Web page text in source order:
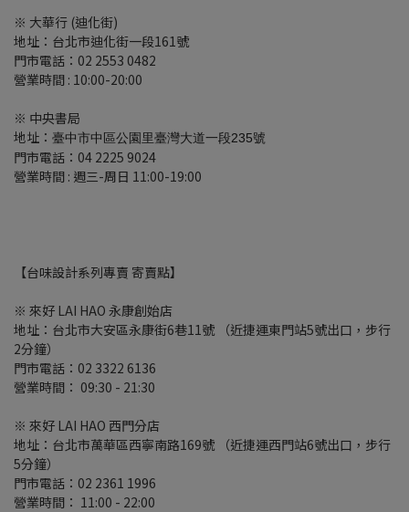
※ 大華行 (迪化街)
地址：台北市迪化街一段161號
門市電話： 02 2553 0482
營業時間 : 10:00-20:00
※ 中央書局
地址： 臺中市中區公園里臺灣大道一段235號
門市電話：04 2225 9024
營業時間 : 週三-周日 11:00-19:00
【台味設計系列專賣 寄賣點】
※ 來好 LAI HAO 永康創始店
地址：台北市大安區永康街6巷11號 （近捷運東門站5號出口，步行
2分鐘）
門市電話： 02 3322 6136
營業時間： 09:30 - 21:30
※ 來好 LAI HAO 西門分店
地址：台北市萬華區西寧南路169號 （近捷運西門站6號出口，步行
5分鐘）
門市電話： 02 2361 1996
營業時間： 11:00 - 22:00